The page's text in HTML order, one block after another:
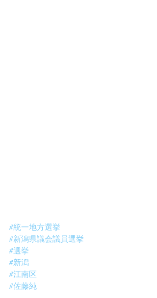
#統一地方選挙
#新潟県議会議員選挙
#選挙
#新潟
#江南区
#佐藤純